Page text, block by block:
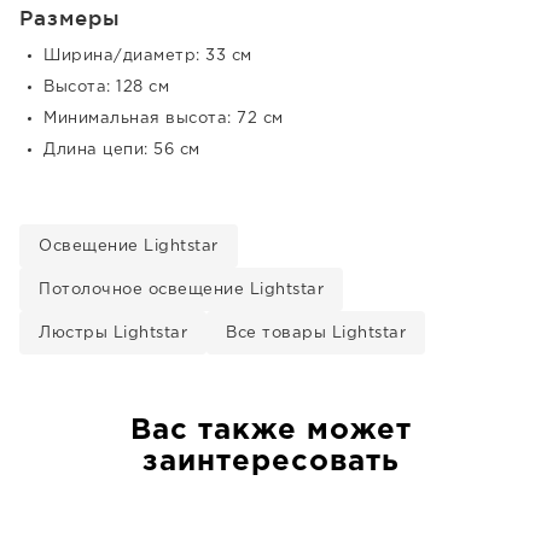
Размеры
Ширина/диаметр: 33 см
Высота: 128 см
Минимальная высота: 72 см
Длина цепи: 56 см
Освещение Lightstar
Потолочное освещение Lightstar
Люстры Lightstar Все товары Lightstar
Вас также может
заинтересовать